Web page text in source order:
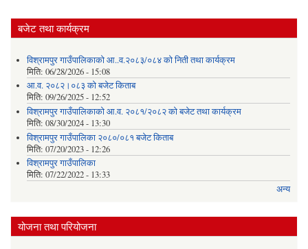
बजेट तथा कार्यक्रम
विश्रामपुर गाउँपालिकाको आ..व.२०८३/०८४ को निती तथा कार्यक्रम
मिति: 06/28/2026 - 15:08
आ.व. २०८२।०८३ को बजेट किताब
मिति: 09/26/2025 - 12:52
विश्रामपुर गाउँपालिकाको आ.व. २०८१/२०८२ को बजेट तथा कार्यक्रम
मिति: 08/30/2024 - 13:30
विश्रामपुर गाउँपालिका २०८०/०८१ बजेट किताब
मिति: 07/20/2023 - 12:26
विश्रामपुर गाउँपालिका
मिति: 07/22/2022 - 13:33
अन्य
योजना तथा परियोजना